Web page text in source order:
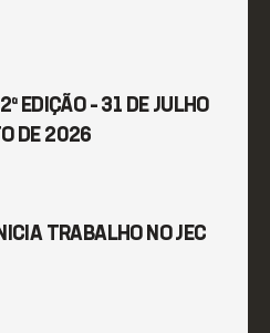
EDIÇÃO – 31 DE JULHO
DE 2026
TRABALHO NO JEC